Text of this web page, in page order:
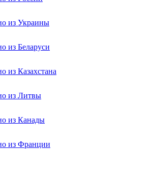
из Украины
из Беларуси
из Казахстана
из Литвы
из Канады
из Франции